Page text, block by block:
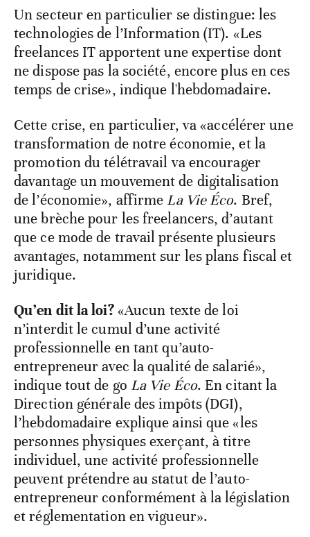
Un secteur en particulier se distingue: les
technologies de l’Information (IT). «Les
freelances IT apportent une expertise dont
ne dispose pas la société, encore plus en ces
temps de crise», indique l'hebdomadaire.
Cette crise, en particulier, va «accélérer une
transformation de notre économie, et la
promotion du télétravail va encourager
davantage un mouvement de digitalisation
de l’économie», affirme La Vie Éco. Bref,
une brèche pour les freelancers, d’autant
que ce mode de travail présente plusieurs
avantages, notamment sur les plans fiscal et
juridique.
Qu’en dit la loi?«Aucun texte de loi
n’interdit le cumul d’une activité
professionnelle en tant qu’auto-
entrepreneur avec la qualité de salarié»,
indique tout de go La Vie Éco. En citant la
Direction générale des impôts (DGI),
l’hebdomadaire explique ainsi que «les
personnes physiques exerçant, à titre
individuel, une activité professionnelle
peuvent prétendre au statut de l’auto-
entrepreneur conformément à la législation
et réglementation en vigueur».